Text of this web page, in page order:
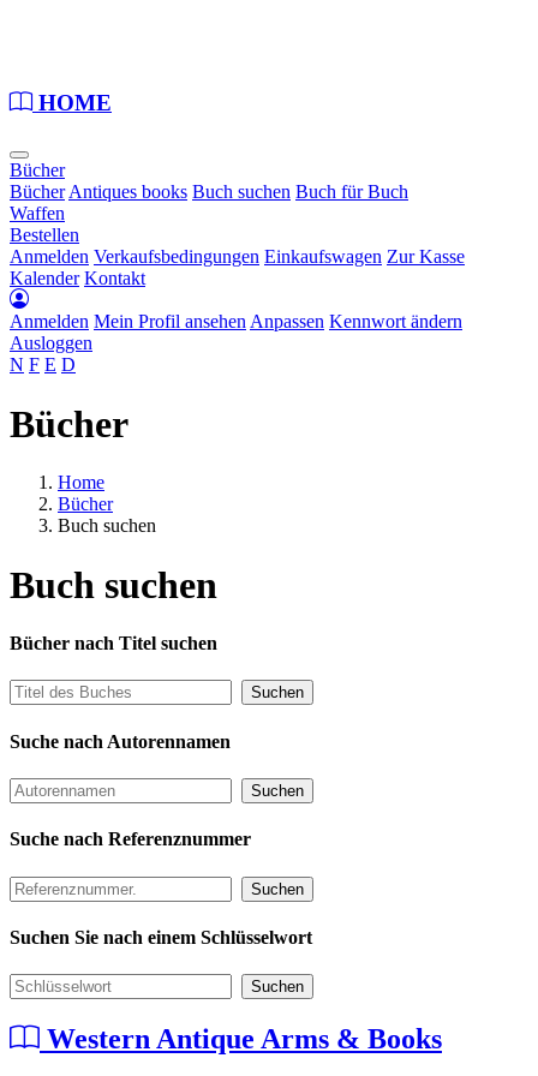
HOME
Bücher
BücherAntiques books Buch suchen Buch für Buch
Waffen
Bestellen
Anmelden Verkaufsbedingungen Einkaufswagen Zur Kasse
Kalender Kontakt
Anmelden Mein Profil ansehenAnpassen Kennwort ändern
Ausloggen
N F E D
Bücher
Home
Bücher
Buch suchen
Buch suchen
Bücher nach Titel suchen
Suchen
Suche nach Autorennamen
Suchen
Suche nach Referenznummer
Suchen
Suchen Sie nach einem Schlüsselwort
Suchen
Western Antique Arms & Books